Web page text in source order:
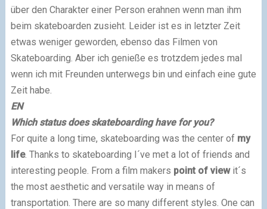
über den Charakter einer Person erahnen wenn man ihm
beim skateboarden zusieht. Leider ist es in letzter Zeit
etwas weniger geworden, ebenso das Filmen von
Skateboarding. Aber ich genieße es trotzdem jedes mal
wenn ich mit Freunden unterwegs bin und einfach eine gute
Zeit habe.
EN
Which status does skateboarding have for you?
For quite a long time, skateboarding was the center of my
life. Thanks to skateboarding I´ve met a lot of friends and
interesting people. From a film makers point of viewit´s
the most aesthetic and versatile way in means of
transportation. There are so many different styles. One can